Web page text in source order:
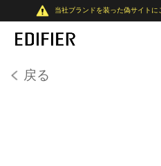
当社ブランドを装った偽サイトに
戻る